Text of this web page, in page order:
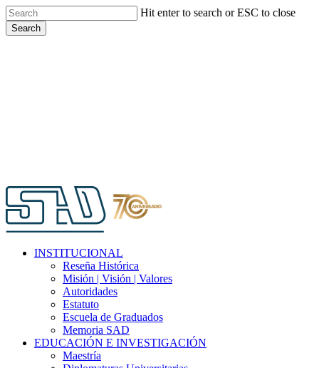
Skip
to
main
Hit enter to search or ESC to close
Search
Menu
INSTITUCIONAL
Reseña Histórica
Misión | Visión | Valores
Autoridades
Estatuto
Escuela de Graduados
Memoria SAD
EDUCACIÓN E INVESTIGACIÓN
Maestría